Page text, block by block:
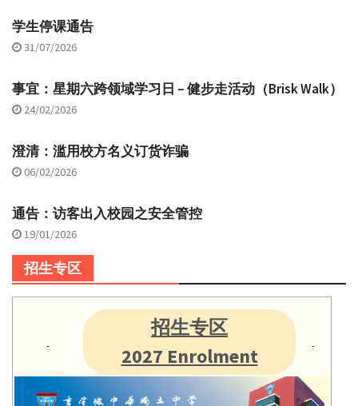
学生停课通告
31/07/2026
事宜：星期六跨领域学习日 – 健步走活动（Brisk Walk）
24/02/2026
澄清：滥用校方名义订货诈骗
06/02/2026
通告：访客出入校园之安全管控
19/01/2026
招生专区
招生专区
2027 Enrolment